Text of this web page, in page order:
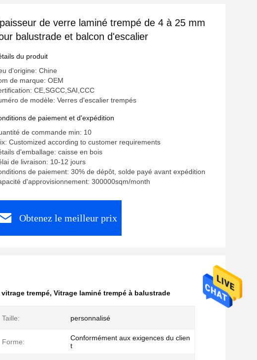
de verre laminé trempé de 4 à 25 mm
balustrade et balcon d'escalier
du produit
d'origine: Chine
de marque: OEM
CE,SGCC,SAI,CCC
de modèle: Verres d'escalier trempés
de paiement et d'expédition
de commande min: 10
Customized according to customer requirements
d'emballage: caisse en bois
de livraison: 10-12 jours
de paiement: 30% de dépôt, solde payé avant expédition
d'approvisionnement: 300000sqm/month
Obtenez le meilleur prix
trempé, Vitrage laminé trempé à balustrade
Taille: personnalisé
Forme:
Conformément aux exigences du clien
t